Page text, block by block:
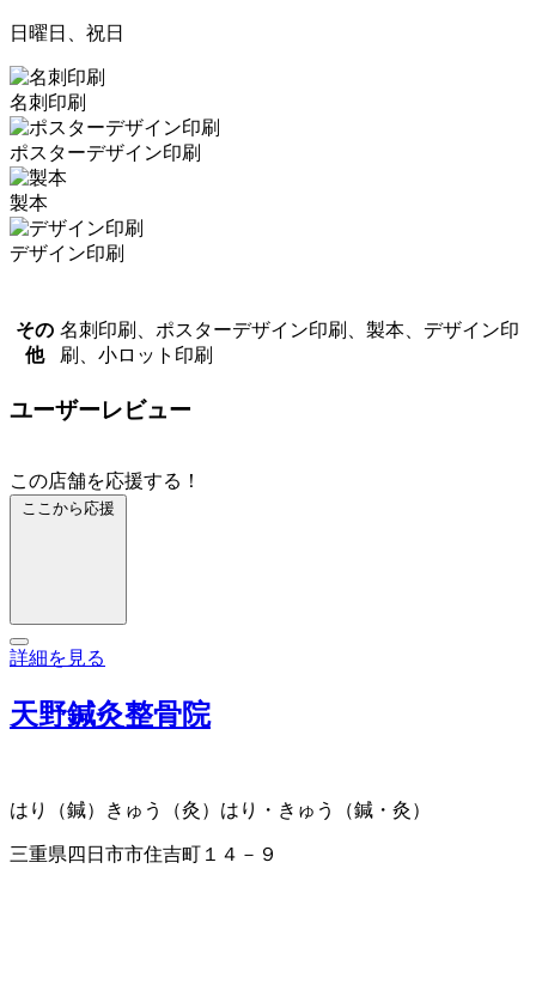
日曜日、祝日
名刺印刷
ポスターデザイン印刷
製本
デザイン印刷
その
他
名刺印刷、ポスターデザイン印刷、製本、デザイン印
刷、小ロット印刷
ユーザーレビュー
この店舗を応援する！
ここから応援
詳細を見る
天野鍼灸整骨院
はり（鍼） きゅう（灸） はり・きゅう（鍼・灸）
三重県四日市市住吉町１４－９